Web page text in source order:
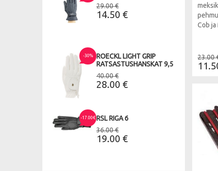
29.00 €
14.50 €
-30%
ROECKL LIGHT GRIP
RATSASTUSHANSKAT 9,5
40.00 €
28.00 €
-17.00€ RSL RIGA 6
36.00 €
19.00 €
Cob ja
23.00